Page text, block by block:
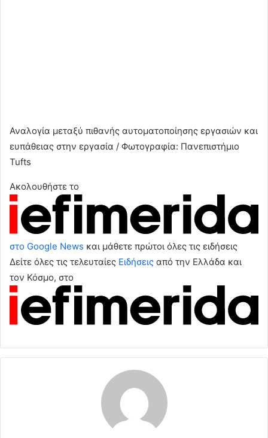
Αναλογία μεταξύ πιθανής αυτοματοποίησης εργασιών και
ευπάθειας στην εργασία / Φωτογραφία: Πανεπιστήμιο
Tufts
Ακολουθήστε το
στο Google News και μάθετε πρώτοι όλες τις ειδήσεις
Δείτε όλες τις τελευταίες Ειδήσεις από την Ελλάδα και
τον Κόσμο, στο